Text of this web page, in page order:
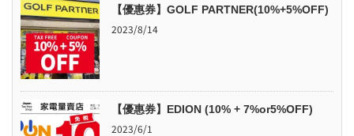
【優惠券】GOLF PARTNER(10%+5%OFF)
2023/8/14
【優惠券】EDION (10% + 7%or5%OFF)
2023/6/1